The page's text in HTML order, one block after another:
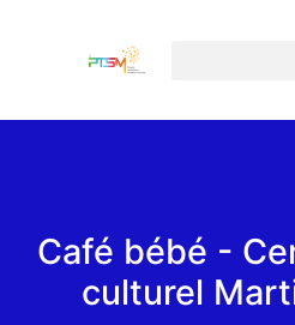
Café bébé -
culturel